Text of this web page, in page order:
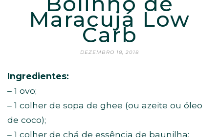
Maracujá Low
Carb
DEZEMBRO 18, 2018
Ingredientes:
– 1 ovo;
– 1 colher de sopa de ghee (ou azeite ou óleo
de coco);
– 1 colher de chá de essência de baunilha;